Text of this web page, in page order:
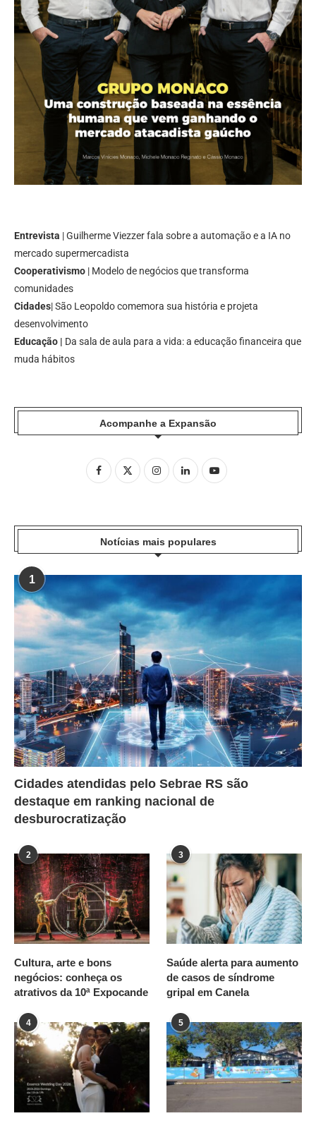
Entrevista | Guilherme Viezzer fala sobre a automação e a IA no
mercado supermercadista
Cooperativismo | Modelo de negócios que transforma
comunidades
Cidades| São Leopoldo comemora sua história e projeta
desenvolvimento
Educação | Da sala de aula para a vida: a educação financeira que
muda hábitos
Acompanhe a Expansão
Notícias mais populares
1
Cidades atendidas pelo Sebrae RS são
destaque em ranking nacional de
desburocratização
2
Cultura, arte e bons
negócios: conheça os
atrativos da 10ª Expocande
3
Saúde alerta para aumento
de casos de síndrome
gripal em Canela
4 5